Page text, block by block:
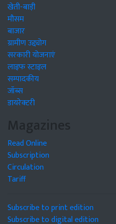
खेती-बाड़ी
मौसम
बाजार
ग्रामीण उद्द्योग
सरकारी योजनाएं
लाइफ स्टाइल
सम्पादकीय
जॉब्स
डायरेक्टरी
Magazines
Read Online
Subscription
Circulation
Tariff
Subscribe to print edition
Subscribe to digital edition